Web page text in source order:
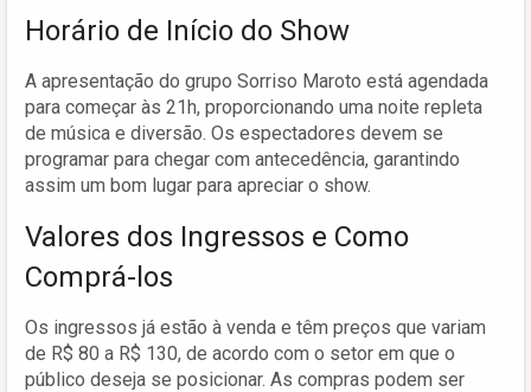
Horário de Início do Show
A apresentação do grupo Sorriso Maroto está agendada
para começar às 21h, proporcionando uma noite repleta
de música e diversão. Os espectadores devem se
programar para chegar com antecedência, garantindo
assim um bom lugar para apreciar o show.
Valores dos Ingressos e Como
Comprá-los
Os ingressos já estão à venda e têm preços que variam
de R$ 80 a R$ 130, de acordo com o setor em que o
público deseja se posicionar. As compras podem ser